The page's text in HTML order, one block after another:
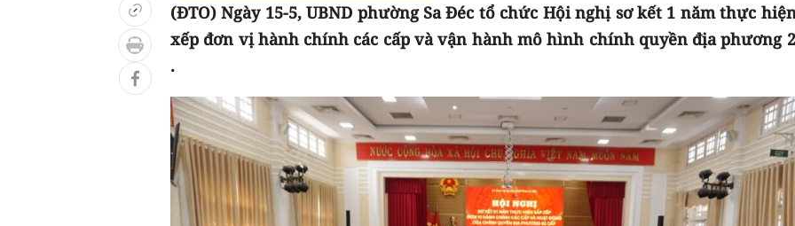
(ĐTO) Ngày 15-5, UBND phường Sa Đéc tổ chức Hội nghị sơ kết 1 năm thực
xếp đơn vị hành chính các cấp và vận hành mô hình chính quyền địa phương
.